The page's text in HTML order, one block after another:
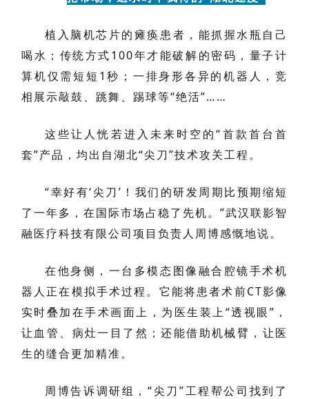
植入脑机芯片的瘫痪患者，能抓握水瓶自己
喝水；传统方式100年才能破解的密码，量子计
算机仅需短短1秒；一排身形各异的机器人，竞
相展示敲鼓、跳舞、踢球等“绝活”……
这些让人恍若进入未来时空的“首款首台首
套”产品，均出自湖北“尖刀”技术攻关工程。
“幸好有‘尖刀’！我们的研发周期比预期缩短
了一年多，在国际市场占稳了先机。”武汉联影智
融医疗科技有限公司项目负责人周博感慨地说。
在他身侧，一台多模态图像融合腔镜手术机
器人正在模拟手术过程。它能将患者术前CT影像
实时叠加在手术画面上，为医生装上“透视眼”，
让血管、病灶一目了然；还能借助机械臂，让医
生的缝合更加精准。
周博告诉调研组，“尖刀”工程帮公司找到了